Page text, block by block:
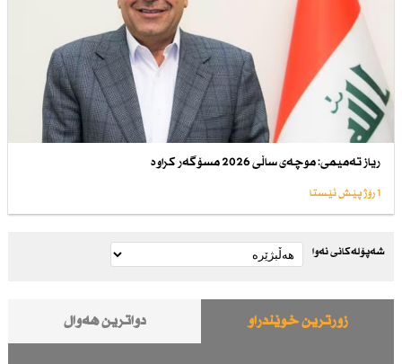
ریاز تەمیمی: موچەی ساڵی 2026 مسۆگەر كراوە
1 رۆژ پێش ئێستا
شەپۆلەکانی نەوا
زۆرترین خوێندراو دواترین هەواڵ